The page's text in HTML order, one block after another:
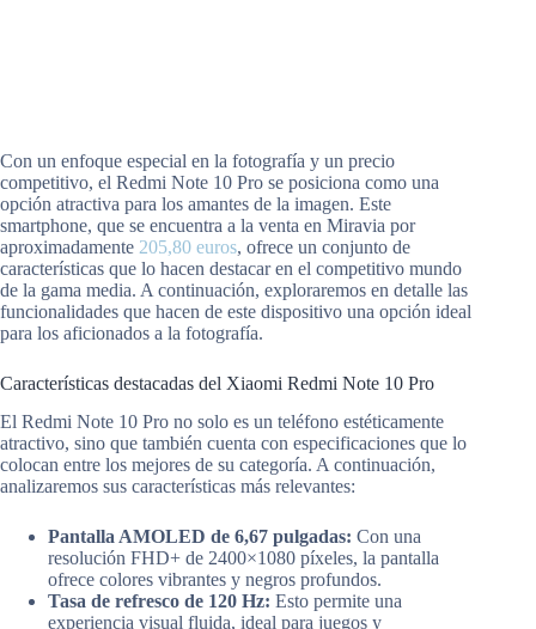
Con un enfoque especial en la fotografía y un precio
competitivo, el Redmi Note 10 Pro se posiciona como una
opción atractiva para los amantes de la imagen. Este
smartphone, que se encuentra a la venta en Miravia por
aproximadamente 205,80 euros, ofrece un conjunto de
características que lo hacen destacar en el competitivo mundo
de la gama media. A continuación, exploraremos en detalle las
funcionalidades que hacen de este dispositivo una opción ideal
para los aficionados a la fotografía.
Características destacadas del Xiaomi Redmi Note 10 Pro
El Redmi Note 10 Pro no solo es un teléfono estéticamente
atractivo, sino que también cuenta con especificaciones que lo
colocan entre los mejores de su categoría. A continuación,
analizaremos sus características más relevantes:
Pantalla AMOLED de 6,67 pulgadas: Con una
resolución FHD+ de 2400×1080 píxeles, la pantalla
ofrece colores vibrantes y negros profundos.
Tasa de refresco de 120 Hz: Esto permite una
experiencia visual fluida, ideal para juegos y